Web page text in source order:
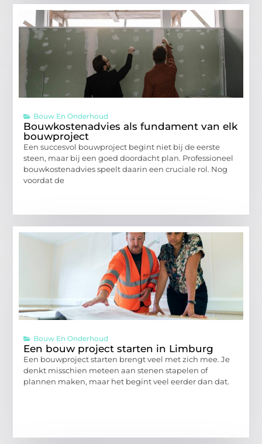
Bouw En Onderhoud
Bouwkostenadvies als fundament van elk
bouwproject
Een succesvol bouwproject begint niet bij de eerste
steen, maar bij een goed doordacht plan. Professioneel
bouwkostenadvies speelt daarin een cruciale rol. Nog
voordat de
Bouw En Onderhoud
Een bouw project starten in Limburg
Een bouwproject starten brengt veel met zich mee. Je
denkt misschien meteen aan stenen stapelen of
plannen maken, maar het begint veel eerder dan dat.